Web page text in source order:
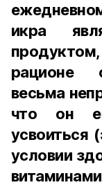
икра
рационе
весьма
что он
усвоиться
условии